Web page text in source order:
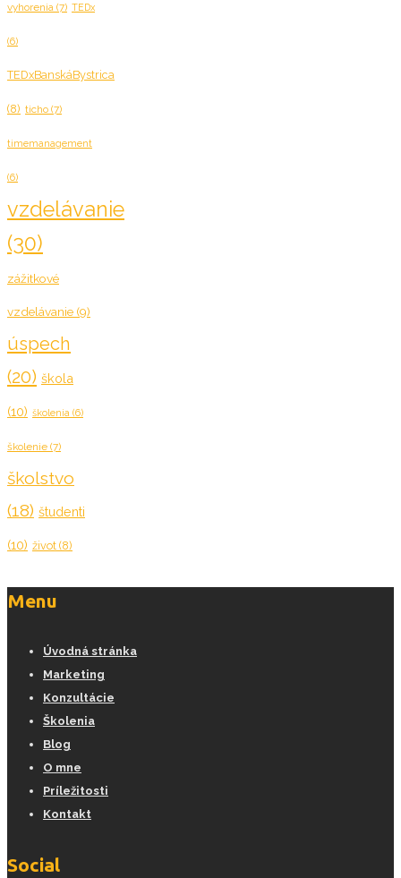
vyhorenia (7) TEDx
(6)
TEDxBanskáBystrica
(8) ticho (7)
timemanagement
(6)
vzdelávanie
(30)
zážitkové
vzdelávanie (9)
úspech
(20) škola
(10) školenia (6)
školenie (7)
školstvo
(18) študenti
(10) život (8)
Menu
Úvodná stránka
Marketing
Konzultácie
Školenia
Blog
O mne
Príležitosti
Kontakt
Social